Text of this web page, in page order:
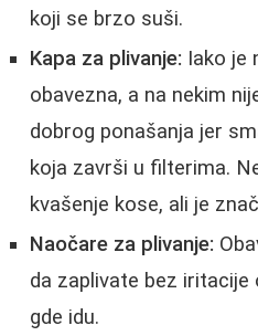
koji se brzo suši.
Kapa za plivanje: Iako je
obavezna, a na nekim
dobrog ponašanja jer
koja završi u filterima.
kvašenje kose, ali je
Naočare za plivanje:
da zaplivate bez iritacije
gde idu.